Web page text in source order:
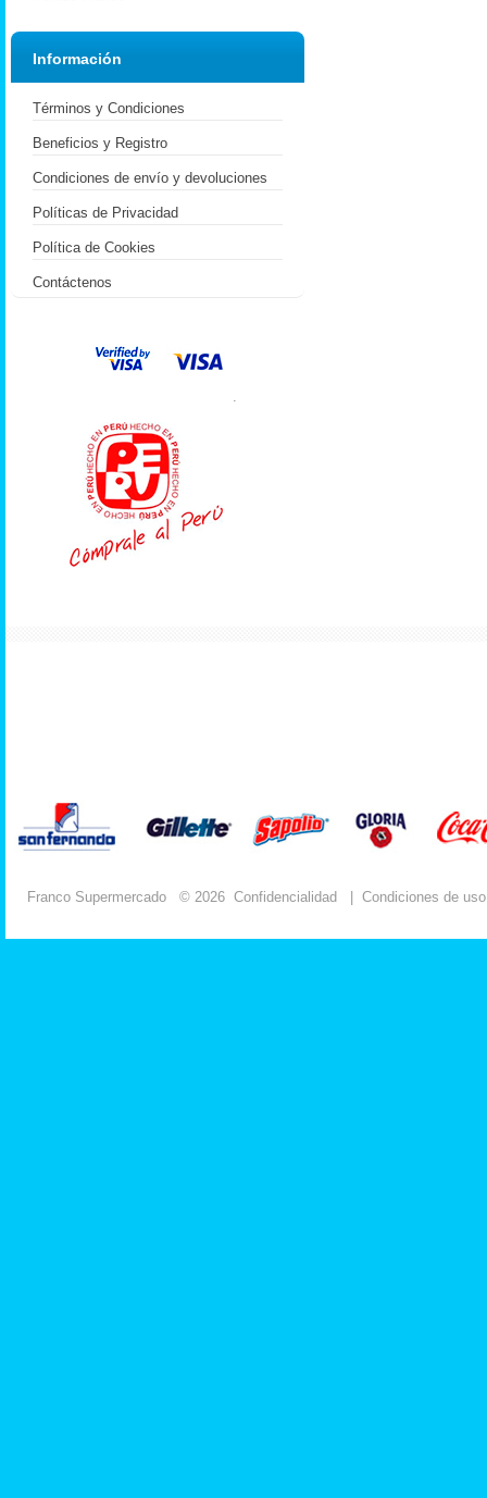
Información
Términos y Condiciones
Beneficios y Registro
Condiciones de envío y devoluciones
Políticas de Privacidad
Política de Cookies
Contáctenos
.
Franco Supermercado © 2026 Confidencialidad Condiciones de uso